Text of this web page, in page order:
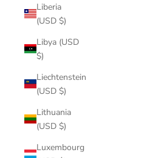
Liberia
(USD $)
Libya (USD
$)
Liechtenstein
(USD $)
Lithuania
(USD $)
Luxembourg